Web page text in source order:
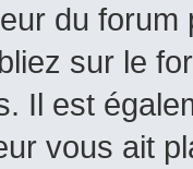
du
sur le
Il est
vous ait